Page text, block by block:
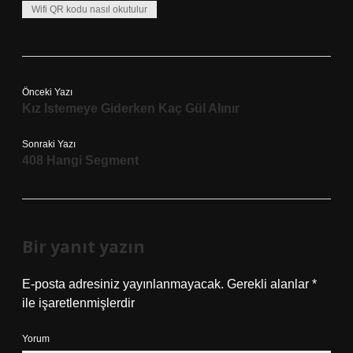
Wifi QR kodu nasıl okutulur
Önceki Yazı
Kız Istemeye Giderken Kaç Gül Alınır
Sonraki Yazı
408 Hangi Segment
Bir yanıt yazın
E-posta adresiniz yayınlanmayacak. Gerekli alanlar *
ile işaretlenmişlerdir
Yorum